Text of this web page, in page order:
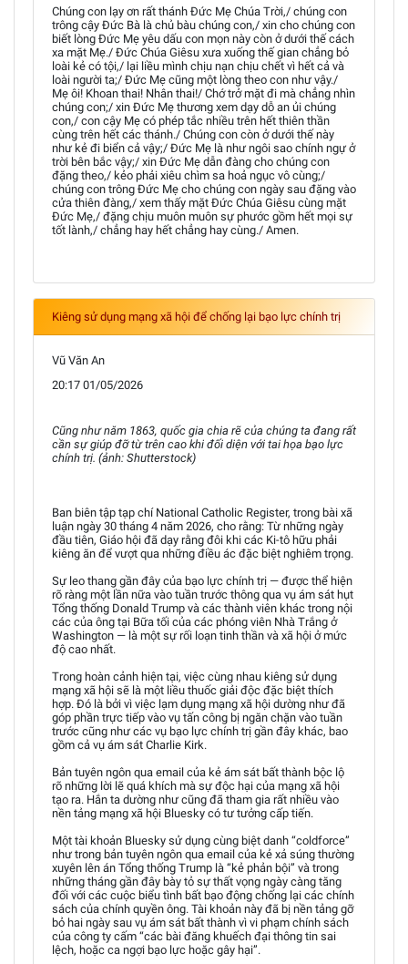
Chúng con lạy ơn rất thánh Đức Mẹ Chúa Trời,/ chúng con
trông cậy Đức Bà là chủ bàu chúng con,/ xin cho chúng con
biết lòng Đức Mẹ yêu dấu con mọn này còn ở dưới thế cách
xa mặt Mẹ./ Đức Chúa Giêsu xưa xuống thế gian chẳng bỏ
loài kẻ có tội,/ lại liều mình chịu nạn chịu chết vì hết cả và
loài người ta;/ Đức Mẹ cũng một lòng theo con như vậy./
Mẹ ôi! Khoan thai! Nhân thai!/ Chớ trở mặt đi mà chẳng nhìn
chúng con;/ xin Đức Mẹ thương xem dạy dỗ an ủi chúng
con,/ con cậy Mẹ có phép tắc nhiều trên hết thiên thần
cùng trên hết các thánh./ Chúng con còn ở dưới thế này
như kẻ đi biển cả vậy;/ Đức Mẹ là như ngôi sao chính ngự ở
trời bên bắc vậy;/ xin Đức Mẹ dẫn đàng cho chúng con
đặng theo,/ kẻo phải xiêu chìm sa hoả ngục vô cùng;/
chúng con trông Đức Mẹ cho chúng con ngày sau đặng vào
cửa thiên đàng,/ xem thấy mặt Đức Chúa Giêsu cùng mặt
Đức Mẹ,/ đặng chịu muôn muôn sự phước gồm hết mọi sự
tốt lành,/ chẳng hay hết chẳng hay cùng./ Amen.
Kiêng sử dụng mạng xã hội để chống lại bạo lực chính trị
Vũ Văn An
20:17 01/05/2026
Cũng như năm 1863, quốc gia chia rẽ của chúng ta đang rất
cần sự giúp đỡ từ trên cao khi đối diện với tai họa bạo lực
chính trị. (ảnh: Shutterstock)
Ban biên tập tạp chí National Catholic Register, trong bài xã
luận ngày 30 tháng 4 năm 2026, cho rằng: Từ những ngày
đầu tiên, Giáo hội đã dạy rằng đôi khi các Ki-tô hữu phải
kiêng ăn để vượt qua những điều ác đặc biệt nghiêm trọng.
Sự leo thang gần đây của bạo lực chính trị — được thể hiện
rõ ràng một lần nữa vào tuần trước thông qua vụ ám sát hụt
Tổng thống Donald Trump và các thành viên khác trong nội
các của ông tại Bữa tối của các phóng viên Nhà Trắng ở
Washington — là một sự rối loạn tinh thần và xã hội ở mức
độ cao nhất.
Trong hoàn cảnh hiện tại, việc cùng nhau kiêng sử dụng
mạng xã hội sẽ là một liều thuốc giải độc đặc biệt thích
hợp. Đó là bởi vì việc lạm dụng mạng xã hội dường như đã
góp phần trực tiếp vào vụ tấn công bị ngăn chặn vào tuần
trước cũng như các vụ bạo lực chính trị gần đây khác, bao
gồm cả vụ ám sát Charlie Kirk.
Bản tuyên ngôn qua email của kẻ ám sát bất thành bộc lộ
rõ những lời lẽ quá khích mà sự độc hại của mạng xã hội
tạo ra. Hắn ta dường như cũng đã tham gia rất nhiều vào
nền tảng mạng xã hội Bluesky có tư tưởng cấp tiến.
Một tài khoản Bluesky sử dụng cùng biệt danh “coldforce”
như trong bản tuyên ngôn qua email của kẻ xả súng thường
xuyên lên án Tổng thống Trump là “kẻ phản bội” và trong
những tháng gần đây bày tỏ sự thất vọng ngày càng tăng
đối với các cuộc biểu tình bất bạo động chống lại các chính
sách của chính quyền ông. Tài khoản này đã bị nền tảng gỡ
bỏ hai ngày sau vụ ám sát bất thành vì vi phạm chính sách
của công ty cấm “các bài đăng khuếch đại thông tin sai
lệch, hoặc ca ngợi bạo lực hoặc gây hại”.